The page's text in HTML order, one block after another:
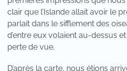
clair que l’Islande allait avoir le
parlait dans le sifflement des
d’entre eux volaient au-dessus
perte de vue.
D’après la carte, nous étions